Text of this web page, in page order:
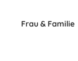
Frau & Familie